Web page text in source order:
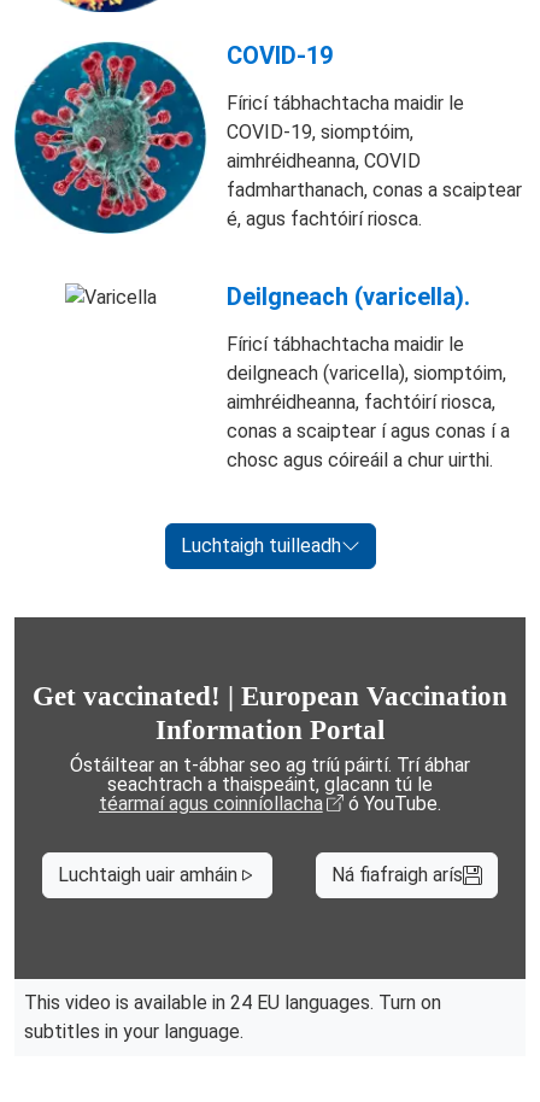
COVID-19
Fíricí tábhachtacha maidir le
COVID-19, siomptóim,
aimhréidheanna, COVID
fadmharthanach, conas a scaiptear
é, agus fachtóirí riosca.
Deilgneach (varicella).
Fíricí tábhachtacha maidir le
deilgneach (varicella), siomptóim,
aimhréidheanna, fachtóirí riosca,
conas a scaiptear í agus conas í a
chosc agus cóireáil a chur uirthi.
Luchtaigh tuilleadh
Get vaccinated! | European Vaccination
Information Portal
Óstáiltear an t-ábhar seo ag tríú páirtí. Trí ábhar
seachtrach a thaispeáint, glacann tú le
téarmaí agus coinníollacha
ó YouTube.
Luchtaigh uair amháin Ná fiafraigh arís
This video is available in 24 EU languages. Turn on
subtitles in your language.